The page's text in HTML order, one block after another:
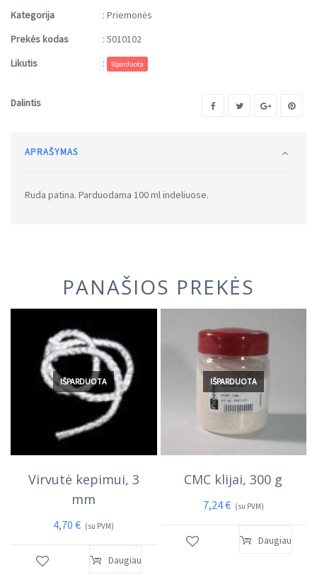
Kategorija : Priemonės
Prekės kodas
: 5010102
Likutis
: Išparduota
Dalintis
APRAŠYMAS
Ruda patina. Parduodama 100 ml indeliuose.
PANAŠIOS PREKĖS
IŠPARDUOTA
Virvutė kepimui, 3
mm
4,70€ (su PVM)
Daugiau
IŠPARDUOTA
CMC klijai, 300 g
7,24€ (su PVM)
Daugiau